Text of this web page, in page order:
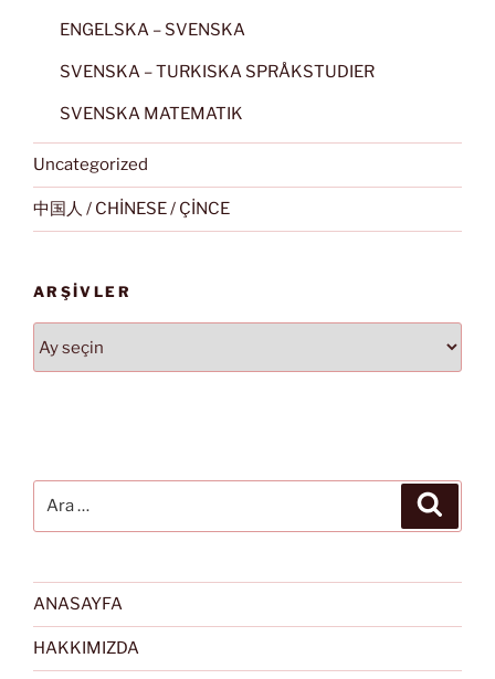
ENGELSKA – SVENSKA
SVENSKA – TURKISKA SPRÅKSTUDIER
SVENSKA MATEMATIK
Uncategorized
中国人 / CHİNESE / ÇİNCE
ARŞIVLER
ANASAYFA
HAKKIMIZDA